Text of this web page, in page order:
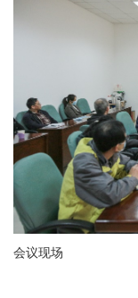
会议现场